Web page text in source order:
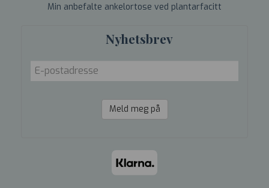
Min anbefalte ankelortose ved plantarfacitt
Nyhetsbrev
Meld meg på